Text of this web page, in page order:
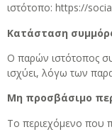
ιστότοπο: https://
Κατάσταση
Ο παρών ιστότοπος
ισχύει, λόγω των
Μη προσβάσιμο
Το περιεχόμενο που